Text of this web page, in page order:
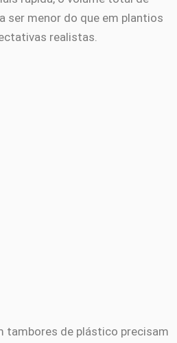
ser menor do que em plantios
realistas.
tambores de plástico precisam